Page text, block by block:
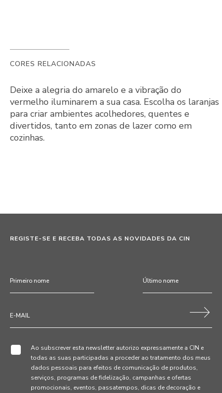
CORES RELACIONADAS
Deixe a alegria do amarelo e a vibração do
vermelho iluminarem a sua casa. Escolha os laranjas
para criar ambientes acolhedores, quentes e
divertidos, tanto em zonas de lazer como em
cozinhas.
REGISTE-SE E RECEBA TODAS AS NOVIDADES DA CIN
Ao subscrever esta newsletter autorizo expressamente a CIN e
todas as suas participadas a proceder ao tratamento dos meus
dados pessoais para efeitos de comunicação de produtos,
serviços, programas de fidelização, campanhas e ofertas
promocionais, eventos, passatempos, dicas de decoração e